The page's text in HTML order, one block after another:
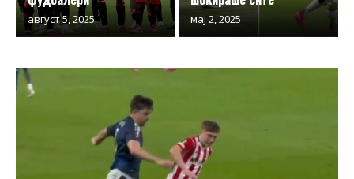
август 5, 2025 мај 2, 2025